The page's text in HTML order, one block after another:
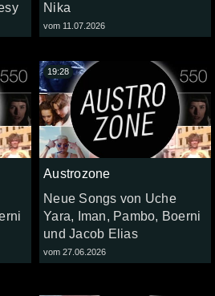
Nika
vom 11.07.2026
Austrozone
Neue Songs von Uche
Yara, Iman, Pambo, Boerni
und Jacob Elias
vom 27.06.2026
19:28